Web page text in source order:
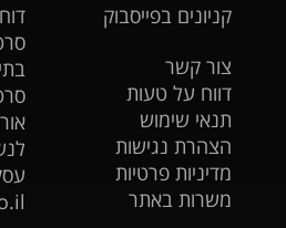
קניונים בפייסבוק
צור קשר
דווח על טעות
תנאי שימוש
הצהרת נגישות
מדיניות פרטיות
משרות באתר